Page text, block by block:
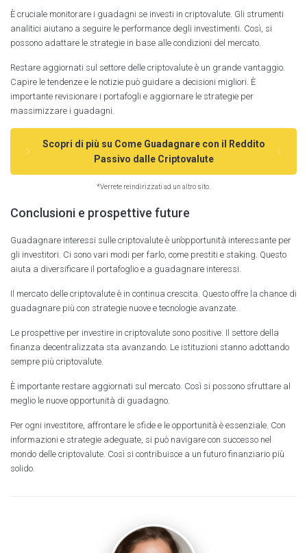
È cruciale monitorare i guadagni se investi in criptovalute. Gli strumenti
analitici aiutano a seguire le performance degli investimenti. Così, si
possono adattare le strategie in base alle condizioni del mercato.
Restare aggiornati sul settore delle criptovalute è un grande vantaggio.
Capire le tendenze e le notizie può guidare a decisioni migliori. È
importante revisionare i portafogli e aggiornare le strategie per
massimizzare i guadagni.
Scopri di più su Come Guadagnare con il Reddito
Passivo dalle Criptovalute
*Verrete reindirizzati ad un altro sito.
Conclusioni e prospettive future
Guadagnare interessi sulle criptovalute è un’opportunità interessante per
gli investitori. Ci sono vari modi per farlo, come prestiti e staking. Questo
aiuta a diversificare il portafoglio e a guadagnare interessi.
Il mercato delle criptovalute è in continua crescita. Questo offre la chance di
guadagnare più con strategie nuove e tecnologie avanzate.
Le prospettive per investire in criptovalute sono positive. Il settore della
finanza decentralizzata sta avanzando. Le istituzioni stanno adottando
sempre più criptovalute.
È importante restare aggiornati sul mercato. Così si possono sfruttare al
meglio le nuove opportunità di guadagno.
Per ogni investitore, affrontare le sfide e le opportunità è essenziale. Con
informazioni e strategie adeguate, si può navigare con successo nel
mondo delle criptovalute. Così si contribuisce a un futuro finanziario più
solido.